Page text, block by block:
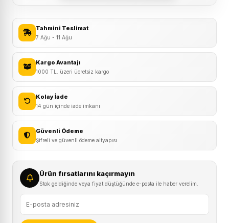
15-
16
Mm
Bisiklet
Göbek
Anahtarı
Siyah
adet
Tahmini Teslimat
7 Ağu - 11 Ağu
Kargo Avantajı
1000 TL. üzeri ücretsiz kargo
Kolay İade
14 gün içinde iade imkanı
Güvenli Ödeme
Şifreli ve güvenli ödeme altyapısı
Ürün fırsatlarını kaçırmayın
Stok geldiğinde veya fiyat düştüğünde e-posta ile haber verelim.